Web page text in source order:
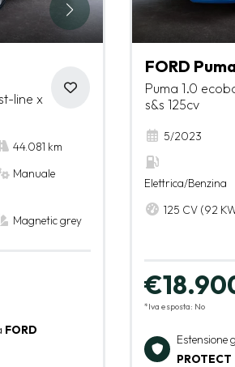
line x
44.081 km
Manuale
Magnetic grey
FORD
FORD
Puma 1.0
s&s 125cv
5/2023
Elettrica/Benzina
125 CV (92
*Iva esposta: No
Estensione
PROTECT